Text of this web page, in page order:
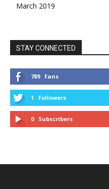
March 2019
STAY CONNECTED
789 Fans
1 Followers
0 Subscribers